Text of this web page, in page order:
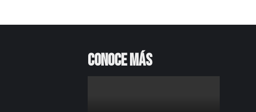
Conoce más